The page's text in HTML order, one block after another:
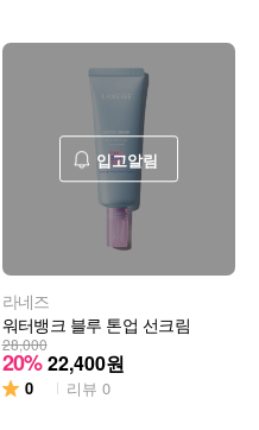
입고알림
라네즈
워터뱅크 블루 톤업 선크림
28,000
20% 22,400원
0 리뷰 0